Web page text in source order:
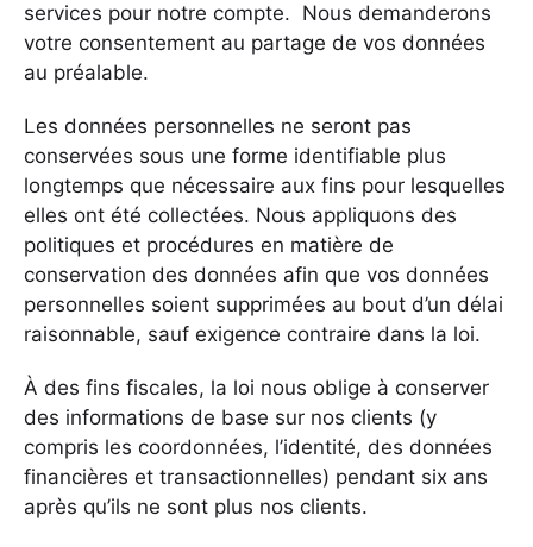
services pour notre compte. Nous demanderons
votre consentement au partage de vos données
au préalable.
Les données personnelles ne seront pas
conservées sous une forme identifiable plus
longtemps que nécessaire aux fins pour lesquelles
elles ont été collectées. Nous appliquons des
politiques et procédures en matière de
conservation des données afin que vos données
personnelles soient supprimées au bout d’un délai
raisonnable, sauf exigence contraire dans la loi.
À des fins fiscales, la loi nous oblige à conserver
des informations de base sur nos clients (y
compris les coordonnées, l’identité, des données
financières et transactionnelles) pendant six ans
après qu’ils ne sont plus nos clients.